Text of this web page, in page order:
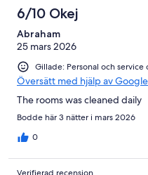
6/10 Okej
Abraham
25 mars 2026
Gillade: Personal och
Översätt med hjälp av Google
The rooms was cleaned daily
Bodde här 3 nätter i mars 2026
0
Verifierad recension